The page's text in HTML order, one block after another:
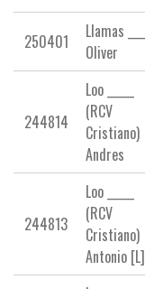
250401
Llamas _____
Oliver
244814
Loo _____
(RCV
Cristiano)
Andres
244813
Loo _____
(RCV
Cristiano)
Antonio [L]